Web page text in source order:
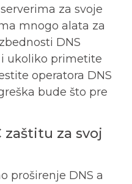
za svoje
mnogo alata za
DNS
i ukoliko primetite
operatora DNS
bude što pre
zaštitu za svoj
proširenje DNS a